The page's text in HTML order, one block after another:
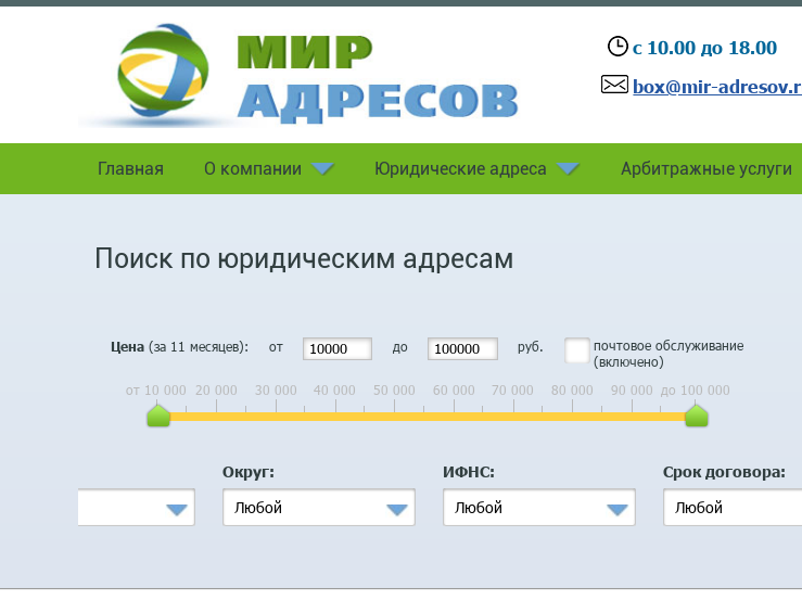
с 10.00 до 18.00
box@mir-
Главная О компании Юридические адреса Арбитражные услуги
Поиск по юридическим адресам
Цена (за 11 месяцев): от до руб.
почтовое обслуживание
(включено)
от 10 000
20 000 30 000 40 000 50 000 60 000 70 000 80 000 90 000 до 100 000
Округ:
Любой
ИФНС:
Любой
Срок договора:
Любой